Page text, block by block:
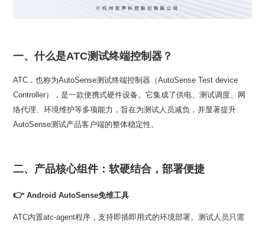
一、什么是ATC测试终端控制器？
AutoSense测试产品客户端的整体稳定性。
二、产品核心组件：软硬结合，部署便捷
👉Android AutoSense免维工具